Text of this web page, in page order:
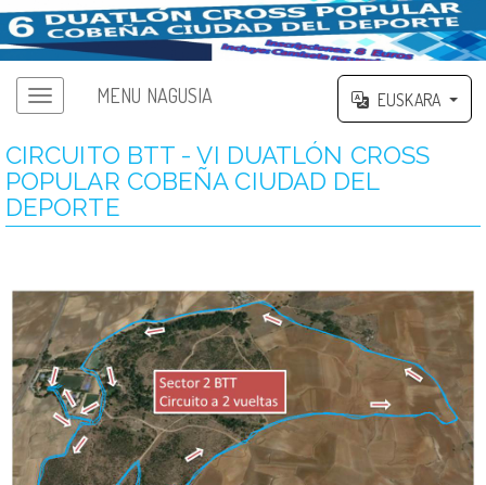
MENU NAGUSIA EUSKARA
CIRCUITO BTT - VI DUATLÓN CROSS
POPULAR COBEÑA CIUDAD DEL
DEPORTE